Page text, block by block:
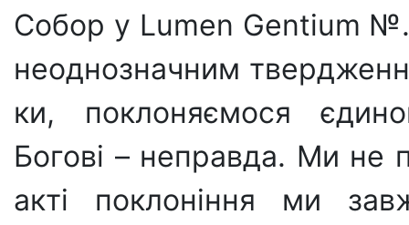
Собор у Lumen Gentium №.
неоднозначним
ки, поклоняємося
Богові – неправда. Ми не
акті поклоніння ми